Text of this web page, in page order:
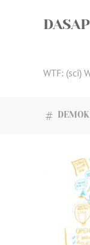
WTF: (sci)